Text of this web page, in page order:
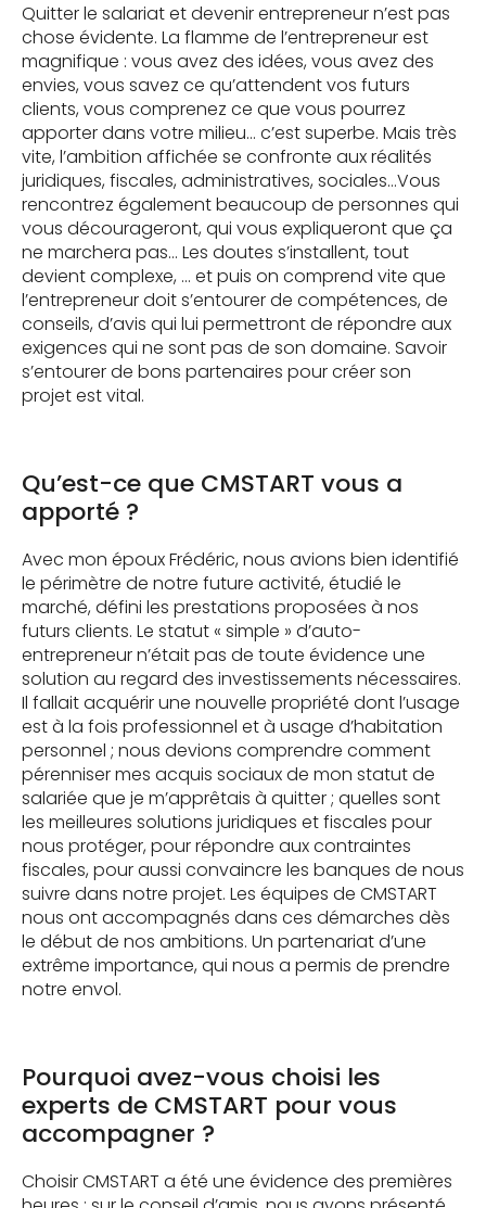
Quitter le salariat et devenir entrepreneur n’est pas
chose évidente. La flamme de l’entrepreneur est
magnifique : vous avez des idées, vous avez des
envies, vous savez ce qu’attendent vos futurs
clients, vous comprenez ce que vous pourrez
apporter dans votre milieu… c’est superbe. Mais très
vite, l’ambition affichée se confronte aux réalités
juridiques, fiscales, administratives, sociales…Vous
rencontrez également beaucoup de personnes qui
vous décourageront, qui vous expliqueront que ça
ne marchera pas… Les doutes s’installent, tout
devient complexe, … et puis on comprend vite que
l’entrepreneur doit s’entourer de compétences, de
conseils, d’avis qui lui permettront de répondre aux
exigences qui ne sont pas de son domaine. Savoir
s’entourer de bons partenaires pour créer son
projet est vital.
Qu’est-ce que CMSTART vous a
apporté ?
Avec mon époux Frédéric, nous avions bien identifié
le périmètre de notre future activité, étudié le
marché, défini les prestations proposées à nos
futurs clients. Le statut « simple » d’auto-
entrepreneur n’était pas de toute évidence une
solution au regard des investissements nécessaires.
Il fallait acquérir une nouvelle propriété dont l’usage
est à la fois professionnel et à usage d’habitation
personnel ; nous devions comprendre comment
pérenniser mes acquis sociaux de mon statut de
salariée que je m’apprêtais à quitter ; quelles sont
les meilleures solutions juridiques et fiscales pour
nous protéger, pour répondre aux contraintes
fiscales, pour aussi convaincre les banques de nous
suivre dans notre projet. Les équipes de CMSTART
nous ont accompagnés dans ces démarches dès
le début de nos ambitions. Un partenariat d’une
extrême importance, qui nous a permis de prendre
notre envol.
Pourquoi avez-vous choisi les
experts de CMSTART pour vous
accompagner ?
Choisir CMSTART a été une évidence des premières